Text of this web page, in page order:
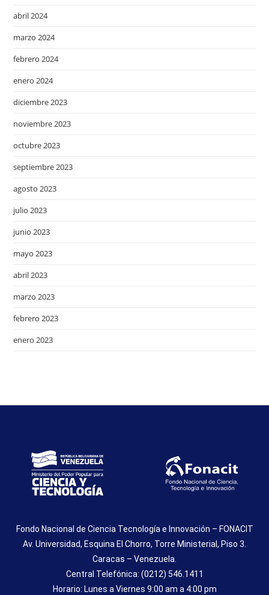
abril 2024
marzo 2024
febrero 2024
enero 2024
diciembre 2023
noviembre 2023
octubre 2023
septiembre 2023
agosto 2023
julio 2023
junio 2023
mayo 2023
abril 2023
marzo 2023
febrero 2023
enero 2023
Fondo Nacional de Ciencia Tecnología e Innovación – FONACIT
Av. Universidad, Esquina El Chorro, Torre Ministerial, Piso 3.
Caracas – Venezuela.
Central Telefónica: (0212) 546.1411
Horario: Lunes a Viernes 9:00 am a 4:00 pm